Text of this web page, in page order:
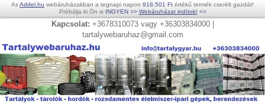
AzAddel.hu webáruházakban a tegnapi napon 918.501 Ft értékű termék cserélt gazdát!
Próbálja ki Ön is INGYEN >> Webáruházat indítok! <<
Kapcsolat: +3678310073 vagy +36303834000 |
tartalywebaruhaz@gmail.com